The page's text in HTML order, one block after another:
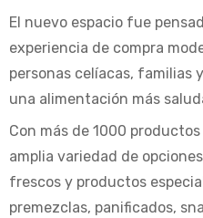
El nuevo espacio fue
experiencia de compra
personas celíacas, familias
una alimentación más
Con más de 1000
amplia variedad de
frescos y productos
premezclas, panificados,